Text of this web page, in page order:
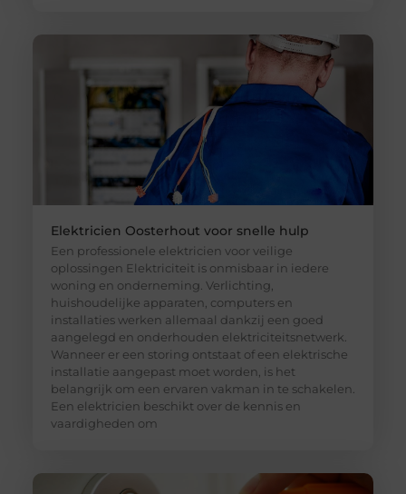
Elektricien Oosterhout voor snelle hulp
Een professionele elektricien voor veilige
oplossingen Elektriciteit is onmisbaar in iedere
woning en onderneming. Verlichting,
huishoudelijke apparaten, computers en
installaties werken allemaal dankzij een goed
aangelegd en onderhouden elektriciteitsnetwerk.
Wanneer er een storing ontstaat of een elektrische
installatie aangepast moet worden, is het
belangrijk om een ervaren vakman in te schakelen.
Een elektricien beschikt over de kennis en
vaardigheden om